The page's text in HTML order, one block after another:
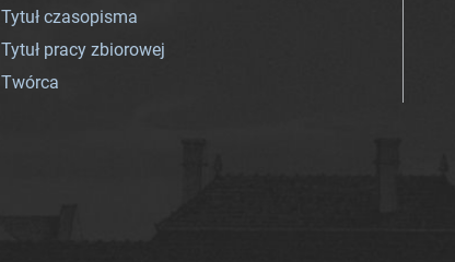
Tytuł czasopisma
Tytuł pracy zbiorowej
Twórca